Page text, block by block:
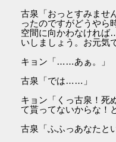
古泉「おっとすみませ
ったのですがどうやら
空間に向かわなけれ
いしましょう。お元気
キョン「……あぁ。」
古泉「では……」
キョン「くっ古泉！死
て貰ってないからな！
古泉「ふふっあなたと